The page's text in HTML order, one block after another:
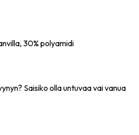
30% polyamidi
Saisiko ollauntuvaavaivanua